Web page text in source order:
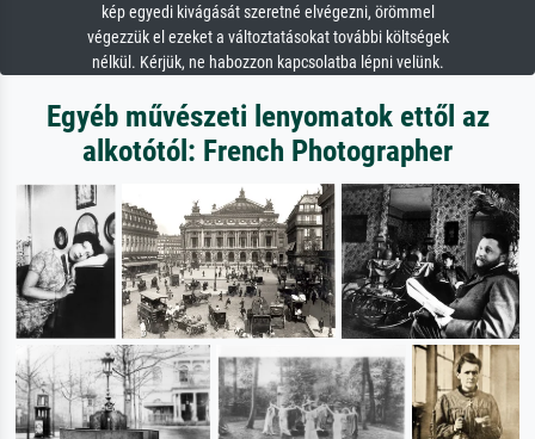
kép egyedi kivágását szeretné elvégezni, örömmel
végezzük el ezeket a változtatásokat további költségek
nélkül. Kérjük, ne habozzon kapcsolatba lépni velünk.
Egyéb művészeti lenyomatok ettől az
alkotótól: French Photographer